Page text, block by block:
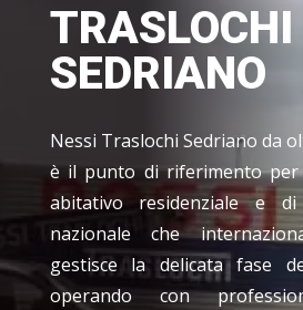
TRASLOCHI
SEDRIANO
Nessi Traslochi Sedriano da
è il punto di riferimento per
abitativo residenziale e
nazionale che
gestisce la delicata fase
operando con